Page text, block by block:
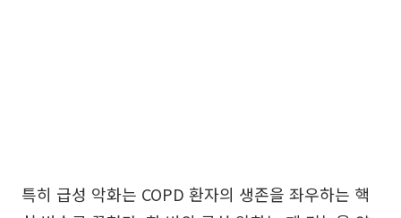
특히 급성 악화는 COPD 환자의 생존을 좌우하는 핵